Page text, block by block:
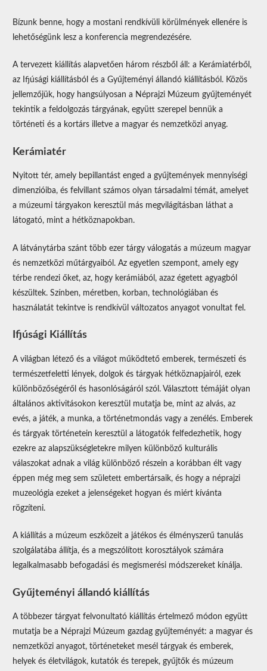
Bízunk benne, hogy a mostani rendkívüli körülmények ellenére is
lehetőségünk lesz a konferencia megrendezésére.
A tervezett kiállítás alapvetően három részből áll: a Kerámiatérből,
az Ifjúsági kiállításból és a Gyűjteményi állandó kiállításból. Közös
jellemzőjük, hogy hangsúlyosan a Néprajzi Múzeum gyűjteményét
tekintik a feldolgozás tárgyának, együtt szerepel bennük a
történeti és a kortárs illetve a magyar és nemzetközi anyag.
Kerámiatér
Nyitott tér, amely bepillantást enged a gyűjtemények mennyiségi
dimenzióiba, és felvillant számos olyan társadalmi témát, amelyet
a múzeumi tárgyakon keresztül más megvilágításban láthat a
látogató, mint a hétköznapokban.
A látványtárba szánt több ezer tárgy válogatás a múzeum magyar
és nemzetközi műtárgyaiból. Az egyetlen szempont, amely egy
térbe rendezi őket, az, hogy kerámiából, azaz égetett agyagból
készültek. Színben, méretben, korban, technológiában és
használatát tekintve is rendkívül változatos anyagot vonultat fel.
Ifjúsági Kiállítás
A világban létező és a világot működtető emberek, természeti és
természetfeletti lények, dolgok és tárgyak hétköznapjairól, ezek
különbözőségéről és hasonlóságáról szól. Választott témáját olyan
általános aktivitásokon keresztül mutatja be, mint az alvás, az
evés, a játék, a munka, a történetmondás vagy a zenélés. Emberek
és tárgyak történetein keresztül a látogatók felfedezhetik, hogy
ezekre az alapszükségletekre milyen különböző kulturális
válaszokat adnak a világ különböző részein a korábban élt vagy
éppen még meg sem született embertársaik, és hogy a néprajzi
muzeológia ezeket a jelenségeket hogyan és miért kívánta
rögzíteni.
A kiállítás a múzeum eszközeit a játékos és élményszerű tanulás
szolgálatába állítja, és a megszólított korosztályok számára
legalkalmasabb befogadási és megismerési módszereket kínálja.
Gyűjteményi állandó kiállítás
A többezer tárgyat felvonultató kiállítás értelmező módon együtt
mutatja be a Néprajzi Múzeum gazdag gyűjteményét: a magyar és
nemzetközi anyagot, történeteket mesél tárgyak és emberek,
helyek és életvilágok, kutatók és terepek, gyűjtők és múzeum